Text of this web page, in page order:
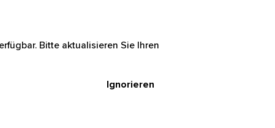
Bitte aktualisieren Sie Ihren
Ignorieren